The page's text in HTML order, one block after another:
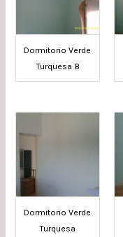
Dormitorio Verde
Turquesa 8
Dormitorio Verde
Turquesa